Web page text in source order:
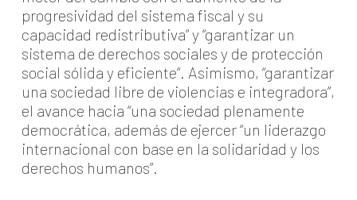
progresividad del sistema fiscal y su
capacidad redistributiva” y “garantizar un
sistema de derechos sociales y de protección
social sólida y eficiente”. Asimismo, “garantizar
una sociedad libre de violencias e integradora”,
el avance hacia “una sociedad plenamente
democrática, además de ejercer “un liderazgo
internacional con base en la solidaridad y los
derechos humanos”.